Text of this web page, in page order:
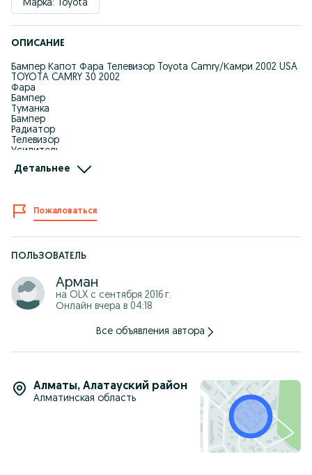
Марка: Toyota
ОПИСАНИЕ
Бампер Капот Фара Телевизор Toyota Camry/Камри 2002 USA
TOYOTA CAMRY 30 2002
Фара
Бампер
Туманка
Бампер
Радиатор
Телевизор
Усилитель
на все виды ! Работаем без выходных!Производства Тайвань
Отправка регион! Отправка по городу!
Оптом В Розницу
Детальнее
Пожаловаться
ПОЛЬЗОВАТЕЛЬ
Арман
на OLX с сентября 2016 г.
Онлайн вчера в 04:18
Все объявления автора
Алматы, Алатауский район
Алматинская область